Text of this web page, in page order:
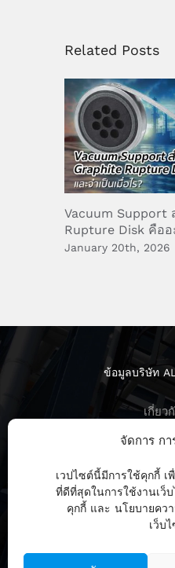
จัดการ ก
เวปไซต์นี้มีการใช้คุกกี้
ที่ดีที่สุดในการใช้งานเว็
คุกกี้ และ นโยบายคว
เว็บ
Related Posts
Vacuum Support
Rupture Disk คืออ
January 20th, 2026
ข้อมูลบริษัท
เกี่ยว
บทสัมภาษ
ข่าวสา